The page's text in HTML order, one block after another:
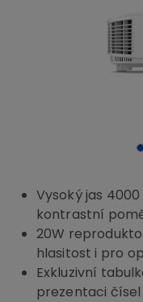
Vysoký jas
kontrastní
20W
hlasitost i pro
Exkluzivní
prezentaci čísel